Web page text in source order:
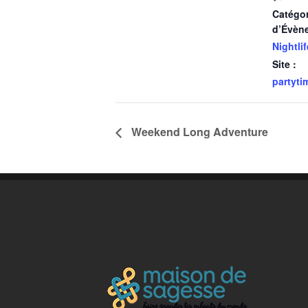
Site :
Weekend Long Adventure